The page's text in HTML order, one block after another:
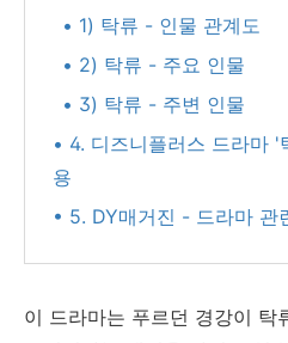
• 1) 탁류 - 인물 관계도
• 2) 탁류 - 주요 인물
• 3) 탁류 - 주변 인물
• 4. 디즈니플러스 드라마
용
• 5. DY매거진 - 드라마 관
이 드라마는 푸르던 경강이 탁